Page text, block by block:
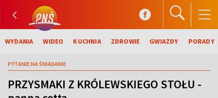
WYDANIA WIDEO KUCHNIA ZDROWIE GWIAZDY PORADY
PYTANIE NA ŚNIADANIE
PRZYSMAKI Z KRÓLEWSKIEGO STOŁU -